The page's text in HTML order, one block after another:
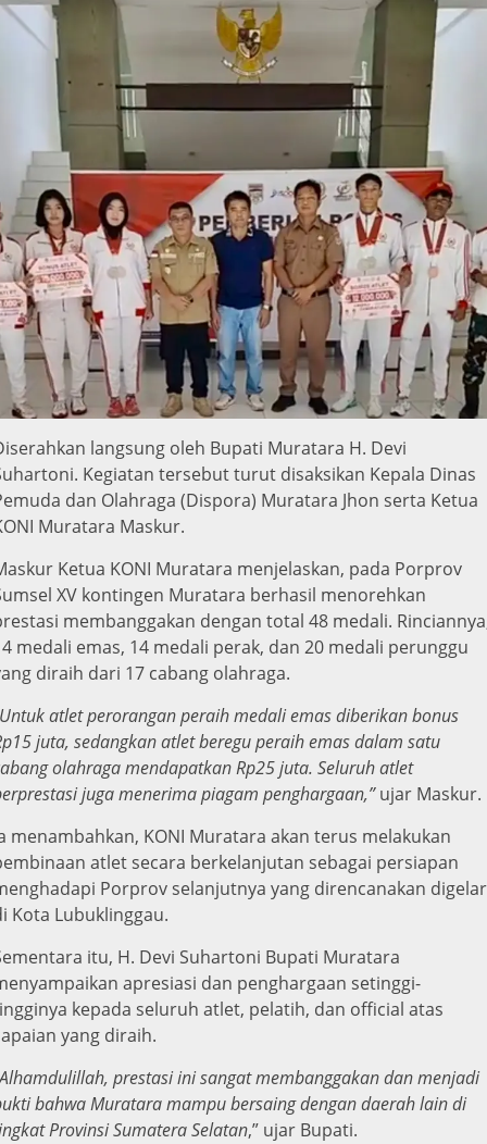
langsung oleh Bupati Muratara H. Devi
Kegiatan tersebut turut disaksikan Kepala Dinas
dan Olahraga (Dispora) Muratara Jhon serta Ketua
Muratara Maskur.
Ketua KONI Muratara menjelaskan, pada Porprov
XV kontingen Muratara berhasil menorehkan
membanggakan dengan total 48 medali.
medali emas, 14 medali perak, dan 20 medali perunggu
diraih dari 17 cabang olahraga.
Untuk atlet perorangan peraih medali emas diberikan bonus
juta, sedangkan atlet beregu peraih emas dalam satu
olahraga mendapatkan Rp25 juta. Seluruh atlet
juga menerima piagam penghargaan,”ujar Maskur.
menambahkan, KONI Muratara akan terus melakukan
atlet secara berkelanjutan sebagai persiapan
Porprov selanjutnya yang direncanakan digelar
Kota Lubuklinggau.
itu, H. Devi Suhartoni Bupati Muratara
apresiasi dan penghargaan setinggi-
kepada seluruh atlet, pelatih, dan official atas
yang diraih.
Alhamdulillah, prestasi ini sangat membanggakan dan menjadi
bahwa Muratara mampu bersaing dengan daerah lain di
Provinsi Sumatera Selatan,” ujar Bupati.